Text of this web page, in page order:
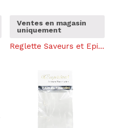
Ventes en magasin
uniquement
Reglette Saveurs et Epices